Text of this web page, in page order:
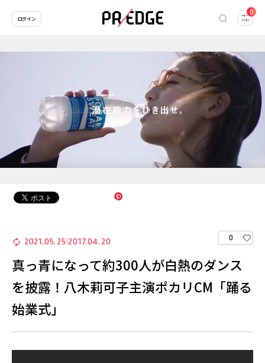
0
ログイン
2021.05.25 2017.04.20 0
真っ青になって約300人が白熱のダンス
を披露！八木莉可子主演ポカリCM「踊る
始業式」